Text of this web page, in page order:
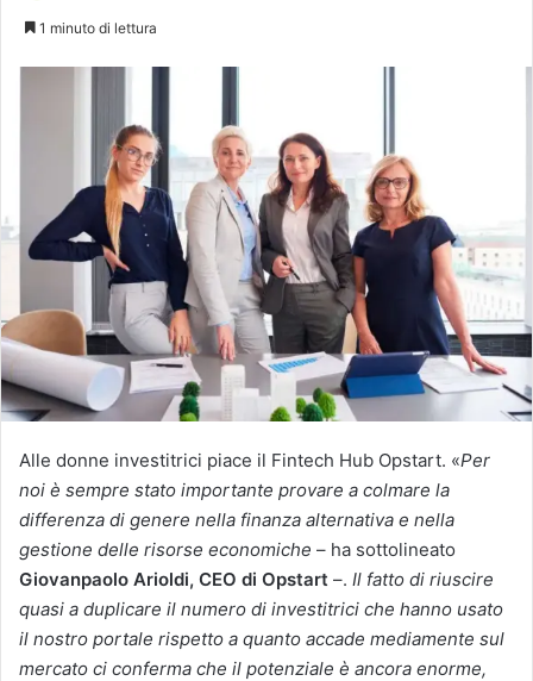
1 minuto di lettura
Alle donne investitrici piace il Fintech Hub Opstart. «Per
noi è sempre stato importante provare a colmare la
differenza di genere nella finanza alternativa e nella
gestione delle risorse economiche – ha sottolineato
Giovanpaolo Arioldi, CEO di Opstart –. Il fatto di riuscire
quasi a duplicare il numero di investitrici che hanno usato
il nostro portale rispetto a quanto accade mediamente sul
mercato ci conferma che il potenziale è ancora enorme,